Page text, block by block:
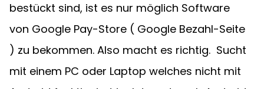
bestückt sind, ist es nur möglich Software
von Google Pay-Store ( Google Bezahl-Seite
) zu bekommen. Also macht es richtig.  Sucht
mit einem PC oder Laptop welches nicht mit